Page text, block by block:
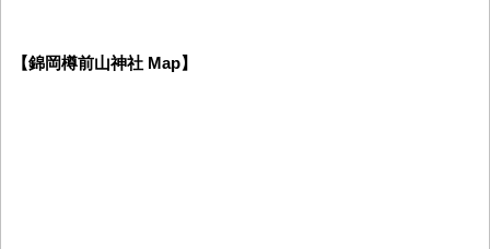
【錦岡樽前山神社 Map】